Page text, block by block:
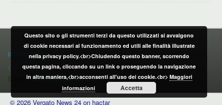
PRIVACY POLICY
privacy policy
CONTATTI:
Email:info@vergatonews24.it
© 2026 Vergato News 24 on hactar
Questo sito o gli strumenti terzi da questo utilizzati si avvalgono
di cookie necessari al funzionamento ed utili alle finalità illustrate
nella privacy policy.<br>Chiudendo questo banner, scorrendo
questa pagina, cliccando su un link o proseguendo la navigazione
in altra maniera,<br>acconsenti all'uso dei cookie.<br> Maggiori
informazioni
Accetta